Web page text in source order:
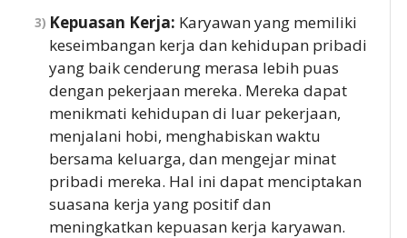
Kepuasan Kerja: Karyawan yang memiliki
keseimbangan kerja dan kehidupan pribadi
yang baik cenderung merasa lebih puas
dengan pekerjaan mereka. Mereka dapat
menikmati kehidupan di luar pekerjaan,
menjalani hobi, menghabiskan waktu
bersama keluarga, dan mengejar minat
pribadi mereka. Hal ini dapat menciptakan
suasana kerja yang positif dan
meningkatkan kepuasan kerja karyawan.